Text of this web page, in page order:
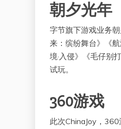
朝夕光年
字节旗下游戏业务
来：缤纷舞台》《
境·入侵》《毛仔别
试玩。
360游戏
此次ChinaJoy，